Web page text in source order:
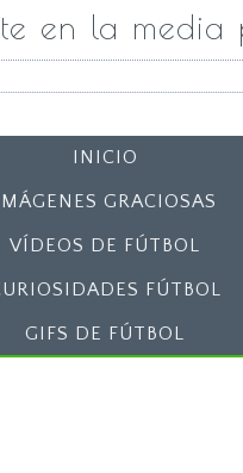
en la media
INICIO
IMÁGENES GRACIOSAS
VÍDEOS DE FÚTBOL
FÚTBOL
GIFS DE FÚTBOL